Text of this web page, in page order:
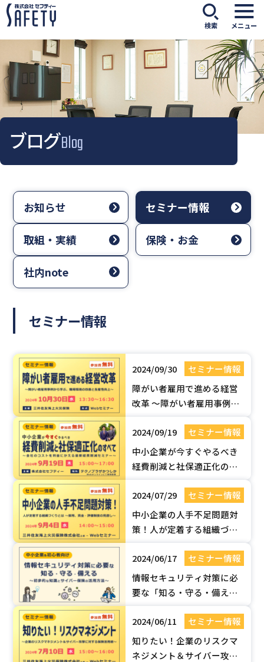
検索 メニュー
ブログBlog
お知らせ セミナー情報
取組・実績 保険・お金
社内note
セミナー情報
2024/09/30
セミナー情報
障がい者雇用で進める経営
改革 ～障がい者雇用事例か
生産性向上～【無料Webセ
ミナー】
2024/09/19
セミナー情報
中小企業が今すぐやるべき
経費削減と社保適正化のす
Web無料セミナー開催
2024/07/29
セミナー情報
中小企業の人手不足問題対
策！人が定着する組織づく
制度の見直し～【無料Web
セミナー】
2024/06/17
セミナー情報
情報セキュリティ対策に必
要な「知る・守る・備え
バー保険の活用方法～【無
料Webセミナー】
2024/06/11
セミナー情報
知りたい！企業のリスクマ
ネジメント＆サイバー攻撃